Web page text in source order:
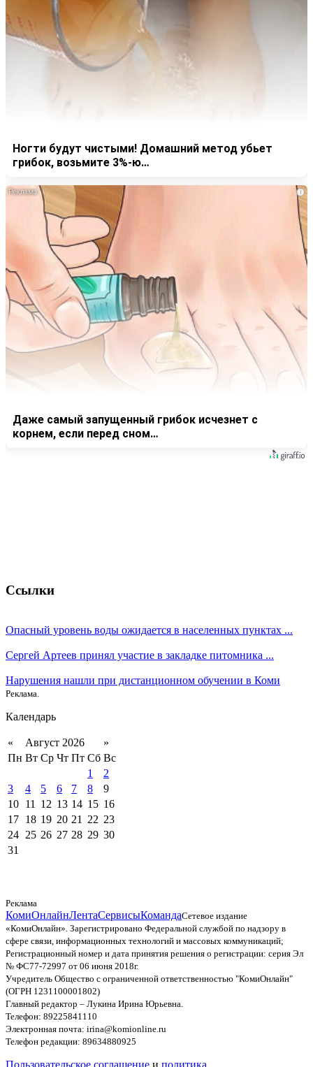
Ногти будут чистыми! Домашний метод убьет
грибок, возьмите 3%-ю…
i
Даже самый запущенный грибок исчезнет с
корнем, если перед сном…
Ссылки
Опасный уровень воды ожидается в населенных пунктах ...
Сергей Артеев принял участие в закладке питомника ...
Нарушения нашли при дистанционном обучении в Коми
Реклама.
Календарь
« Август 2026
»
Пн Вт Ср Чт Пт Сб Вс
1
2
3
4 5 6 7 8
9
10 11 12 13 14 15 16
17 18 19 20 21 22 23
24 25 26 27 28 29 30
31
Реклама
КомиОнлайнЛентаСервисыКомандаСетевое издание
«КомиОнлайн». Зарегистрировано Федеральной службой по надзору в
сфере связи, информационных технологий и массовых коммуникаций;
Регистрационный номер и дата принятия решения о регистрации: серия Эл
№ ФС77-72997 от 06 июня 2018г.
Учредитель Общество с ограниченной ответственностью "КомиОнлайн"
(ОГРН 1231100001802)
Главный редактор – Лукина Ирина Юрьевна.
Телефон: 89225841110
Электронная почта: irina@komionline.ru
Телефон редакции: 89634880925